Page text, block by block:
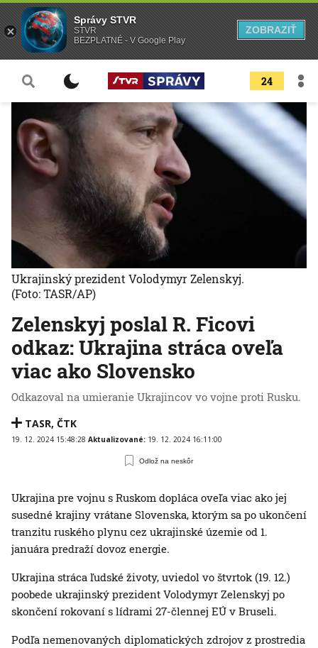
24
Zelenskyj poslal R. Ficovi
odkaz: Ukrajina stráca oveľa
viac ako Slovensko
Odkazoval na umieranie Ukrajincov vo vojne proti Rusku.
TASR, ČTK
19. 12. 2024 15:48:28 Aktualizované: 19. 12. 2024 16:11:00
Odlož na neskôr
Ukrajinský prezident Volodymyr Zelenskyj.
(Foto: TASR/AP)
Ukrajina pre vojnu s Ruskom dopláca oveľa viac ako jej
susedné krajiny vrátane Slovenska, ktorým sa po ukončení
tranzitu ruského plynu cez ukrajinské územie od 1.
januára predraží dovoz energie.
Ukrajina stráca ľudské životy, uviedol vo štvrtok (19. 12.)
poobede ukrajinský prezident Volodymyr Zelenskyj po
skončení rokovaní s lídrami 27-člennej EÚ v Bruseli.
Podľa nemenovaných diplomatických zdrojov z prostredia
Správy STVR
STVR
BEZPLATNÉ - V Google Play
ZOBRAZIŤ